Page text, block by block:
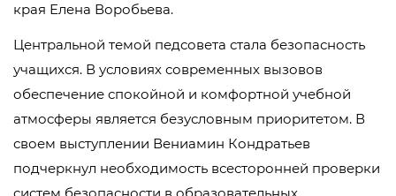
края Елена Воробьева.
Центральной темой педсовета стала безопасность
учащихся. В условиях современных вызовов
обеспечение спокойной и комфортной учебной
атмосферы является безусловным приоритетом. В
своем выступлении Вениамин Кондратьев
подчеркнул необходимость всесторонней проверки